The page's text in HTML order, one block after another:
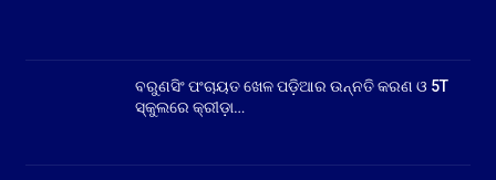
ବରୁଣସିଂ ପଂଚାୟତ ଖେଳ ପଡ଼ିଆର ଉନ୍ନତି କରଣ ଓ 5T
ସ୍କୁଲରେ କ୍ରୀଡ଼ା…